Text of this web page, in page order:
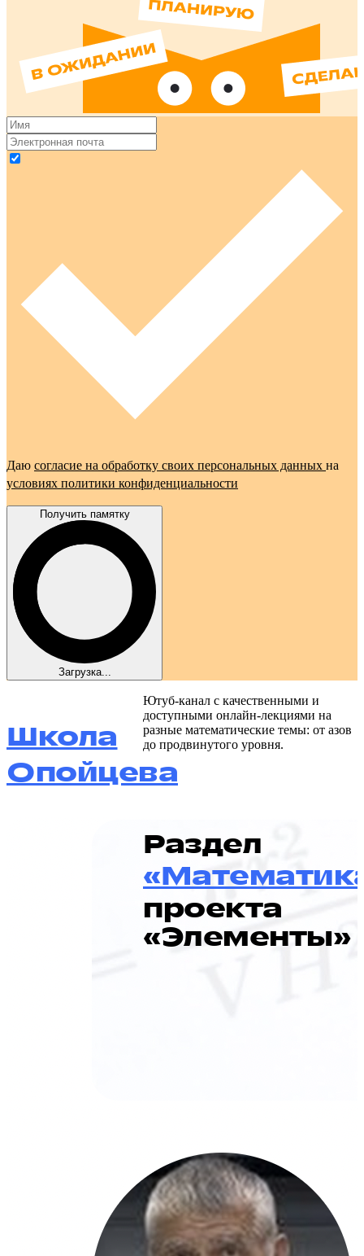
Даю согласие на обработку своих персональных данных на
условиях политики конфиденциальности
Получить памятку
Загрузка...
Школа
Опойцева
Ютуб-канал с качественными и
доступными онлайн-лекциями на
разные математические темы: от азов
до продвинутого уровня.
Раздел
проекта
«Элементы»